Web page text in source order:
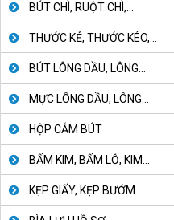
BÚT CHÌ, RUỘT CHÌ,...
THƯỚC KẺ, THƯỚC KÉO,...
BÚT LÔNG DẦU, LÔNG...
MỰC LÔNG DẦU, LÔNG...
HỘP CẮM BÚT
BẤM KIM, BẤM LỖ, KIM...
KẸP GIẤY, KẸP BƯỚM